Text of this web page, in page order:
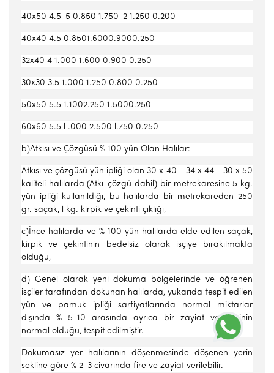
40x50 4.5-5 0.850 1.750-2 1.250 0.200
40x40 4.5 0.8501.6000.9000.250
32x40 4 1.000 1.600 0.900 0.250
30x30 3.5 1.000 1.250 0.800 0.250
50x50 5.5 1.1002.250 1.5000.250
60x60 5.5 l .000 2.500 l.750 0.250
b)Atkısı ve Çözgüsü % 100 yün Olan Halılar:
Atkısı ve çözgüsü yün ipliği olan 30 x 40 - 34 x 44 - 30 x 50
kaliteli halılarda (Atkı-çözgü dahil) bir metrekaresine 5 kg.
yün ipliği kullanıldığı, bu halılarda bir metrekareden 250
gr. saçak, l kg. kirpik ve çekinti çıklığı,
c)İnce halılarda ve % 100 yün halılarda elde edilen saçak,
kirpik ve çekintinin bedelsiz olarak isçiye bırakılmakta
olduğu,
d) Genel olarak yeni dokuma bölgelerinde ve öğrenen
isçiler tarafından dokunan halılarda, yukarıda tespit edilen
yün ve pamuk ipliği sarfiyatlarında normal miktarlar
dışında % 5-10 arasında ayrıca bir zayiat vermesinin
normal olduğu, tespit edilmiştir.
Dokumasız yer halılarının döşenmesinde döşenen yerin
sekline göre % 2-3 civarında fire ve zayiat verilebilir.